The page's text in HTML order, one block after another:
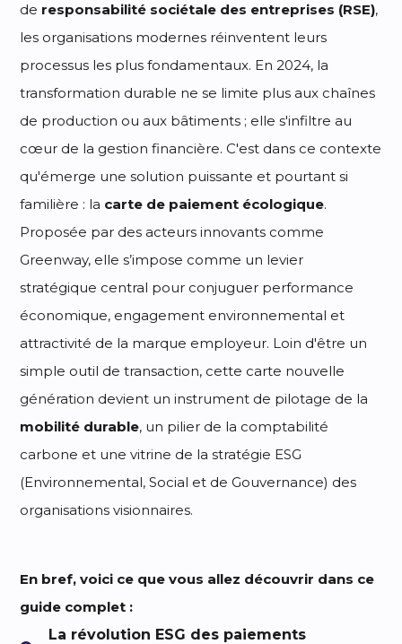
de responsabilité sociétale des entreprises (RSE),
les organisations modernes réinventent leurs
processus les plus fondamentaux. En 2024, la
transformation durable ne se limite plus aux chaînes
de production ou aux bâtiments ; elle s'infiltre au
cœur de la gestion financière. C'est dans ce contexte
qu'émerge une solution puissante et pourtant si
familière : la carte de paiement écologique.
Proposée par des acteurs innovants comme
Greenway, elle s’impose comme un levier
stratégique central pour conjuguer performance
économique, engagement environnemental et
attractivité de la marque employeur. Loin d'être un
simple outil de transaction, cette carte nouvelle
génération devient un instrument de pilotage de la
mobilité durable, un pilier de la comptabilité
carbone et une vitrine de la stratégie ESG
(Environnemental, Social et de Gouvernance) des
organisations visionnaires.
En bref, voici ce que vous allez découvrir dans ce
guide complet :
La révolution ESG des paiements